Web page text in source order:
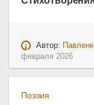
Автор:
февраля 2026
Поэзия